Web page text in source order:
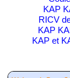
KAP
RICV
KAP
KAP et